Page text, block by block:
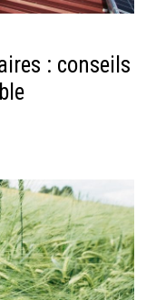
: conseils